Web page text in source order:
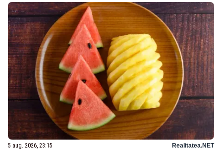
5 aug. 2026, 23:15 Realitatea.NET